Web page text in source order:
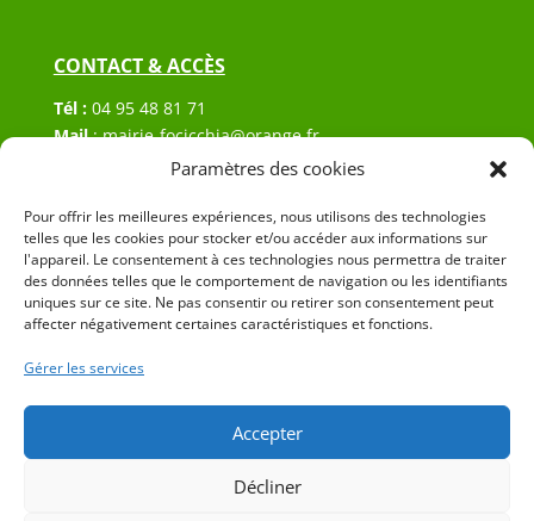
Paramètres des cookies
Pour offrir les meilleures expériences, nous utilisons des technologies
telles que les cookies pour stocker et/ou accéder aux informations sur
l'appareil. Le consentement à ces technologies nous permettra de traiter
des données telles que le comportement de navigation ou les identifiants
uniques sur ce site. Ne pas consentir ou retirer son consentement peut
affecter négativement certaines caractéristiques et fonctions.
Gérer les services
Accepter
Décliner
CONTACT & ACCÈS
Tél : 04 95 48 81 71
Mail:mairie-focicchia@orange.fr
Hôtel de ville de Focicchia
20212 Focicchia